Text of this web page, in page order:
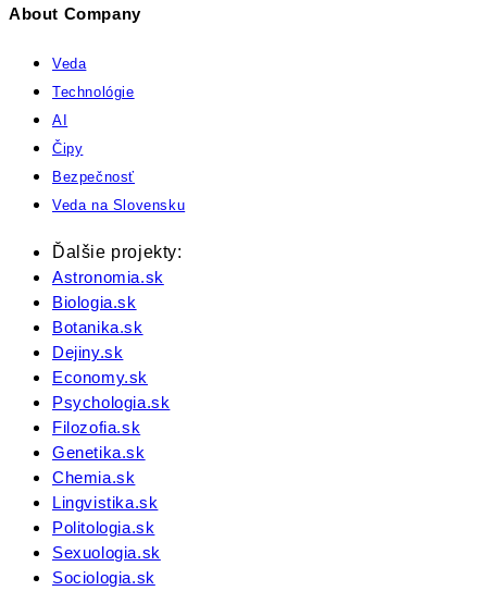
About Company
Veda
Technológie
AI
Čipy
Bezpečnosť
Veda na Slovensku
Ďalšie projekty:
Astronomia.sk
Biologia.sk
Botanika.sk
Dejiny.sk
Economy.sk
Psychologia.sk
Filozofia.sk
Genetika.sk
Chemia.sk
Lingvistika.sk
Politologia.sk
Sexuologia.sk
Sociologia.sk